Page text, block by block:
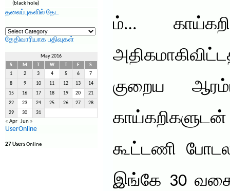
(black hole)
தலைப்புகளில் தேட
தலைப்புகளில்
தேட
தேதிவாரியாக பதிவுகள்
May 2016
S
M W F
S
1
2 3 4 5 6 7
8 9 10 11 12 13 14
15 16 17 18 19 20 21
22 23 24 25 26 27 28
29 30 31
« Apr Jun »
UserOnline
27 UsersOnline
ம்…
குறைய
கூட்டணி
இங்கே 30